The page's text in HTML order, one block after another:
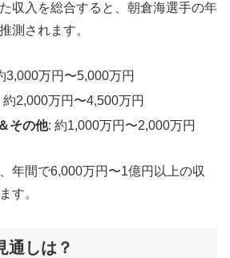
収入を総合すると、朝倉海選手の年
測されます。
3,000万円〜5,000万円
約2,000万円〜4,500万円
その他: 約1,000万円〜2,000万円
年間で6,000万円〜1億円以上の収
す。
通しは？